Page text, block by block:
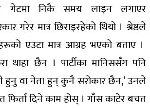
गेटमा निकै समय लाइन लगाएर
गरेर मात्र छिराइरहेको थियो । श्रेष्ठले
एउटा मात्र आग्रह भएको बताए ।
थाहा छैन । पार्टीका मानिससँग पनि
हुनु वा नेता हुन् कुनै सरोकार छैन,’ उनले
फिर्ता दिने काम होस् । गाँस काटेर बचत